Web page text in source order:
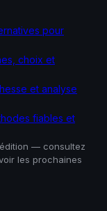
pour
choix et
et analyse
fiables et
— consultez
les prochaines